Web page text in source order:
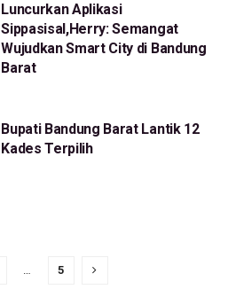
Luncurkan Aplikasi
Sippasisal,Herry: Semangat
Wujudkan Smart City di Bandung
Barat
Bupati Bandung Barat Lantik 12
Kades Terpilih
… 5